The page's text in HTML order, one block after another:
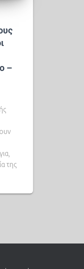
–
της